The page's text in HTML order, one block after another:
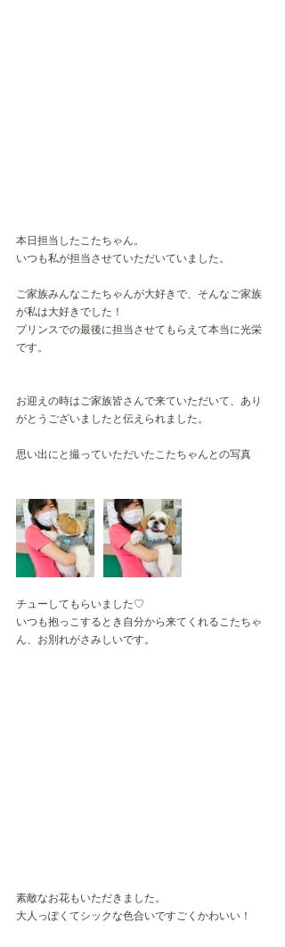
本日担当したこたちゃん。
いつも私が担当させていただいていました。
ご家族みんなこたちゃんが大好きで、そんなご家族
が私は大好きでした！
プリンスでの最後に担当させてもらえて本当に光栄
です。
お迎えの時はご家族皆さんで来ていただいて、あり
がとうございましたと伝えられました。
思い出にと撮っていただいたこたちゃんとの写真
チューしてもらいました♡
いつも抱っこするとき自分から来てくれるこたちゃ
ん、お別れがさみしいです。
素敵なお花もいただきました。
大人っぽくてシックな色合いですごくかわいい！